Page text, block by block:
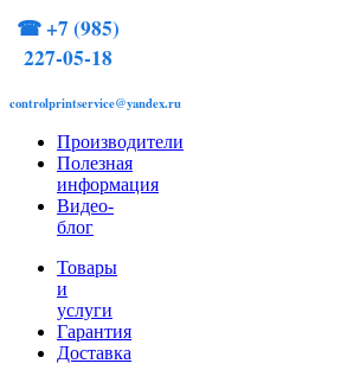
☎+7 (985)
227-05-18
controlprintservice@yandex.ru
Производители
Полезная
информация
Видео-
блог
Товары
и
услуги
Гарантия
Доставка